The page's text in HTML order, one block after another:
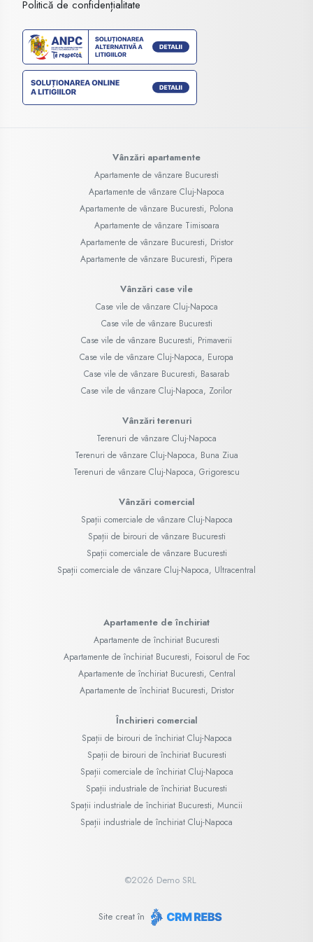
Politică de confidențialitate
Vânzări apartamente
Apartamente de vânzare Bucuresti
Apartamente de vânzare Cluj-Napoca
Apartamente de vânzare Bucuresti, Polona
Apartamente de vânzare Timisoara
Apartamente de vânzare Bucuresti, Dristor
Apartamente de vânzare Bucuresti, Pipera
Vânzări case vile
Case vile de vânzare Cluj-Napoca
Case vile de vânzare Bucuresti
Case vile de vânzare Bucuresti, Primaverii
Case vile de vânzare Cluj-Napoca, Europa
Case vile de vânzare Bucuresti, Basarab
Case vile de vânzare Cluj-Napoca, Zorilor
Vânzări terenuri
Terenuri de vânzare Cluj-Napoca
Terenuri de vânzare Cluj-Napoca, Buna Ziua
Terenuri de vânzare Cluj-Napoca, Grigorescu
Vânzări comercial
Spații comerciale de vânzare Cluj-Napoca
Spații de birouri de vânzare Bucuresti
Spații comerciale de vânzare Bucuresti
Spații comerciale de vânzare Cluj-Napoca, Ultracentral
Apartamente de închiriat
Apartamente de închiriat Bucuresti
Apartamente de închiriat Bucuresti, Foisorul de Foc
Apartamente de închiriat Bucuresti, Central
Apartamente de închiriat Bucuresti, Dristor
Închirieri comercial
Spații de birouri de închiriat Cluj-Napoca
Spații de birouri de închiriat Bucuresti
Spații comerciale de închiriat Cluj-Napoca
Spații industriale de închiriat Bucuresti
Spații industriale de închiriat Bucuresti, Muncii
Spații industriale de închiriat Cluj-Napoca
©2026 Demo SRL
Site creat în